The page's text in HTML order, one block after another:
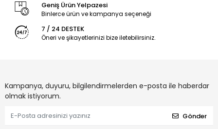
Geniş Ürün Yelpazesi
Binlerce ürün ve kampanya seçeneği
7 / 24 DESTEK
Öneri ve şikayetlerinizi bize iletebilirsiniz.
Kampanya, duyuru, bilgilendirmelerden e-posta ile haberdar
olmak istiyorum.
Gönder